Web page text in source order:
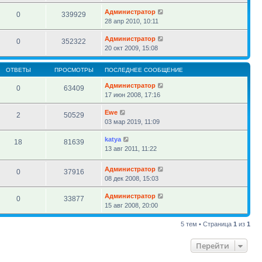
0 339929
Администратор
28 апр 2010, 10:11
0 352322
Администратор
20 окт 2009, 15:08
ОТВЕТЫ ПРОСМОТРЫ ПОСЛЕДНЕЕ СООБЩЕНИЕ
0 63409
Администратор
17 июн 2008, 17:16
2 50529
Ewe
03 мар 2019, 11:09
18 81639
katya
13 авг 2011, 11:22
0 37916
Администратор
08 дек 2008, 15:03
0 33877
Администратор
15 авг 2008, 20:00
5 тем • Страница 1 из 1
Перейти